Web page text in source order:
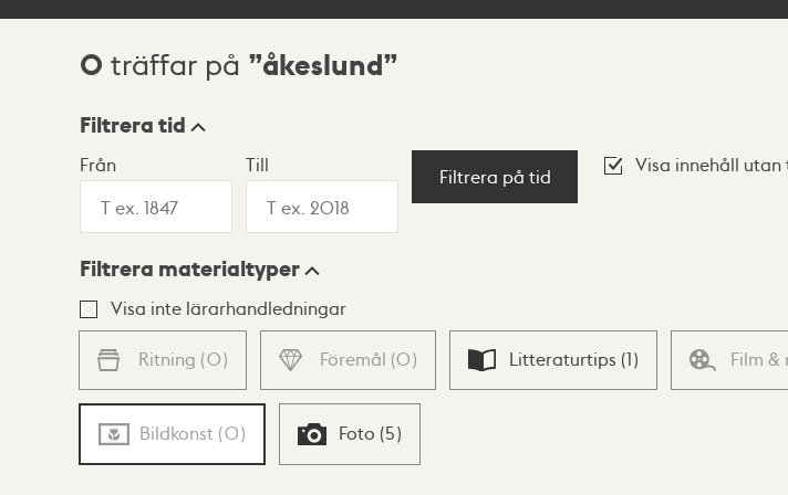
Sökresultat
0 träffar på åkeslund
Visningsläge
Lista Karta
Filtrera tid
Från Till
Filtrera på tid
Visa innehåll utan
Filtrera materialtyper
Visa inte lärarhandledningar
Ritning (0) Föremål (0) Litteraturtips (1) Film
Bildkonst (0) Foto (5)